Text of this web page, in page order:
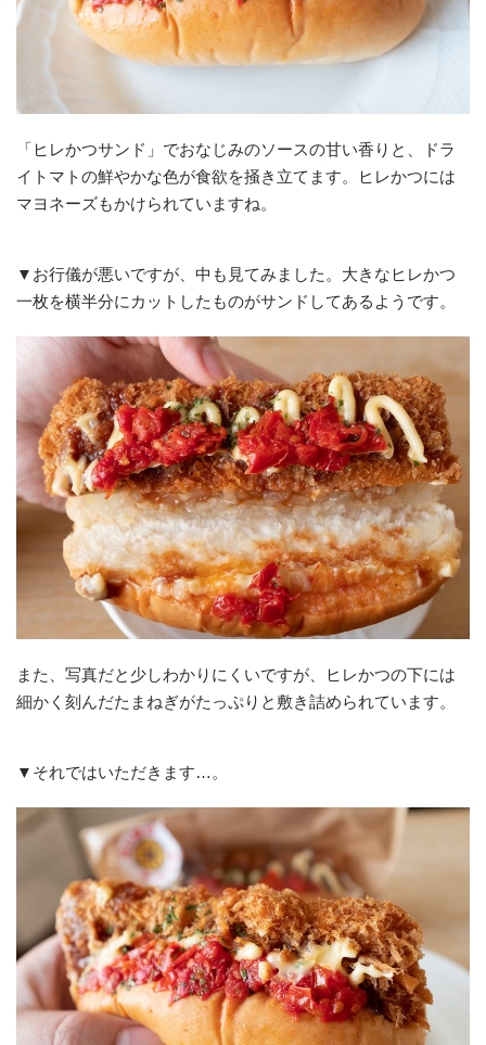
「ヒレかつサンド」でおなじみのソースの甘い香りと、ドラ
イトマトの鮮やかな色が食欲を掻き立てます。ヒレかつには
マヨネーズもかけられていますね。
▼お行儀が悪いですが、中も見てみました。大きなヒレかつ
一枚を横半分にカットしたものがサンドしてあるようです。
また、写真だと少しわかりにくいですが、ヒレかつの下には
細かく刻んだたまねぎがたっぷりと敷き詰められています。
▼それではいただきます…。